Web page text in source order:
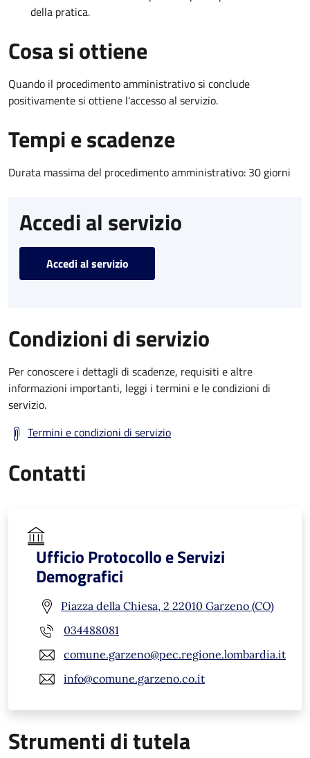
della pratica.
Cosa si ottiene
Quando il procedimento amministrativo si conclude
positivamente si ottiene l'accesso al servizio.
Tempi e scadenze
Durata massima del procedimento amministrativo: 30 giorni
Accedi al servizio
Accedi al servizio
Condizioni di servizio
Per conoscere i dettagli di scadenze, requisiti e altre
informazioni importanti, leggi i termini e le condizioni di
servizio.
Termini e condizioni di servizio
Contatti
Ufficio Protocollo e Servizi
Demografici
Piazza della Chiesa, 2 22010 Garzeno (CO)
034488081
comune.garzeno@pec.regione.lombardia.it
info@comune.garzeno.co.it
Strumenti di tutela